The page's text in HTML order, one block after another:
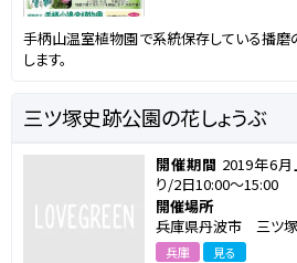
手柄山温室植物園で系統保存している播
します。
三ツ塚史跡公園の花しょうぶ
開催期間 2019年6
り/2日10:00～15:00
開催場所
兵庫県丹波市 三ツ
兵庫 見る